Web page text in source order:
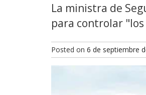
La ministra de
para controlar
Posted on 6 de septiembre